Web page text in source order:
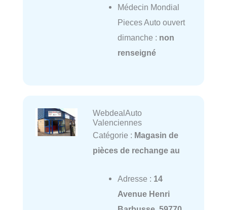
Médecin Mondial
Pieces Auto ouvert
dimanche : non
renseigné
WebdealAuto
Valenciennes
Catégorie : Magasin de
pièces de rechange au
Adresse : 14
Avenue Henri